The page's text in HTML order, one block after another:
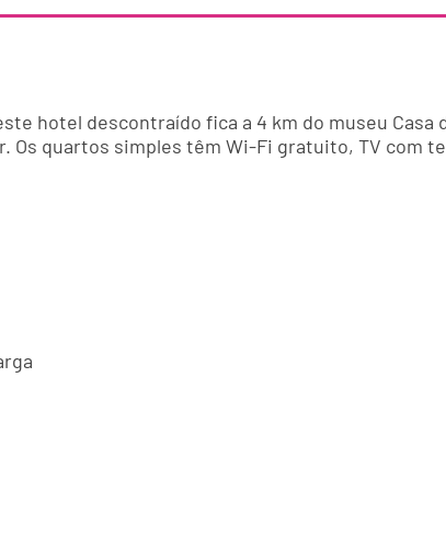
hotel descontraído fica a 4 km do museu
Os quartos simples têm Wi-Fi gratuito, TV com